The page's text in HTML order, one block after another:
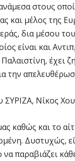
στους
και μέλος της
δια μέσου
είναι και
Παλαιστίνη,
την
Νίκος
καθώς και το
Δυστυχώς,
παραβιάζει